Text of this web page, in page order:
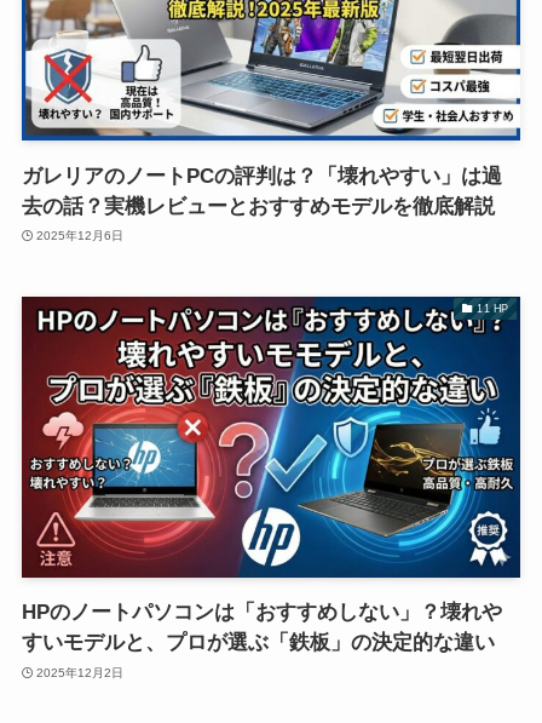
ガレリアのノートPCの評判は？「壊れやすい」は過
去の話？実機レビューとおすすめモデルを徹底解説
2025年12月6日
11 HP
HPのノートパソコンは「おすすめしない」？壊れや
すいモデルと、プロが選ぶ「鉄板」の決定的な違い
2025年12月2日